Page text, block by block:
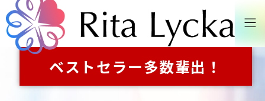
ベストセラー多数輩出！